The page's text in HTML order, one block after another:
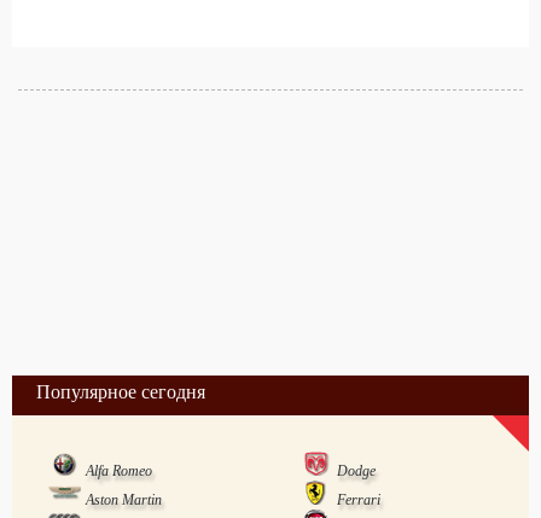
Популярное сегодня
Alfa Romeo
Dodge
Aston Martin
Ferrari